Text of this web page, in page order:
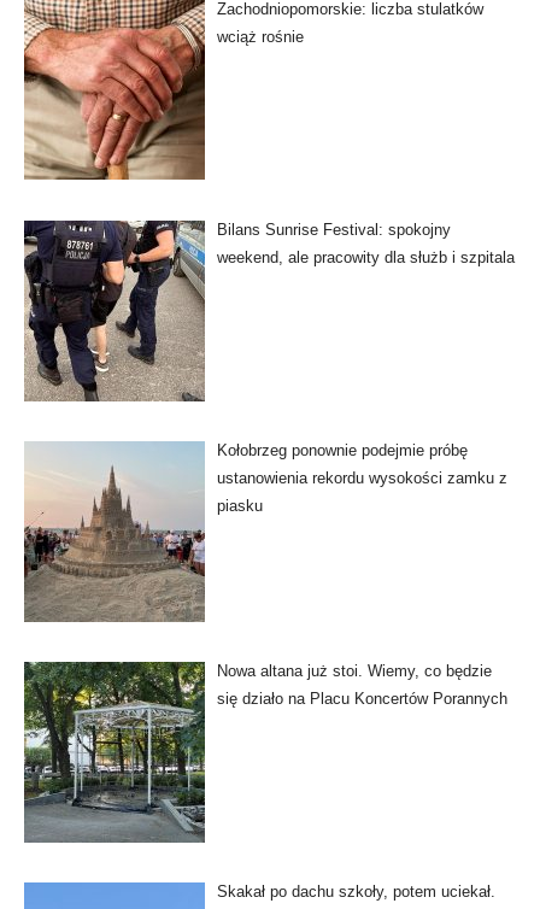
Zachodniopomorskie: liczba stulatków
wciąż rośnie
Bilans Sunrise Festival: spokojny
weekend, ale pracowity dla służb i szpitala
Kołobrzeg ponownie podejmie próbę
ustanowienia rekordu wysokości zamku z
piasku
Nowa altana już stoi. Wiemy, co będzie
się działo na Placu Koncertów Porannych
Skakał po dachu szkoły, potem uciekał.